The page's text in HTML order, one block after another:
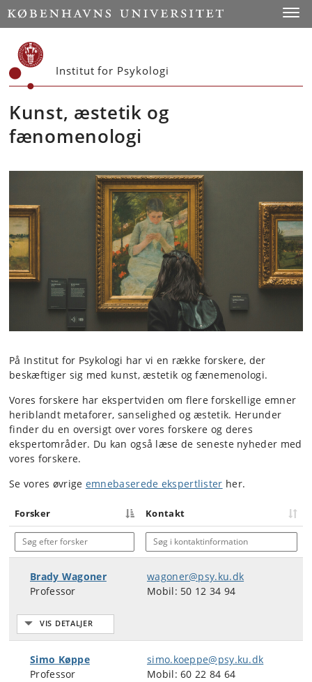
Start
Institut for Psykologi
Kunst, æstetik og
fænomenologi
På Institut for Psykologi har vi en række forskere, der
beskæftiger sig med kunst, æstetik og fænemenologi.
Vores forskere har ekspertviden om flere forskellige emner
heriblandt metaforer, sanselighed og æstetik. Herunder
finder du en oversigt over vores forskere og deres
ekspertområder. Du kan også læse de seneste nyheder med
vores forskere.
Se vores øvrige emnebaserede ekspertlister her.
Forsker Kontakt
Søg efter forsker Søg i kontaktinformation
Brady Wagoner
Professor
wagoner@psy.ku.dk
Mobil: 50 12 34 94
Simo Køppe
Professor
simo.koeppe@psy.ku.dk
Mobil: 60 22 84 64